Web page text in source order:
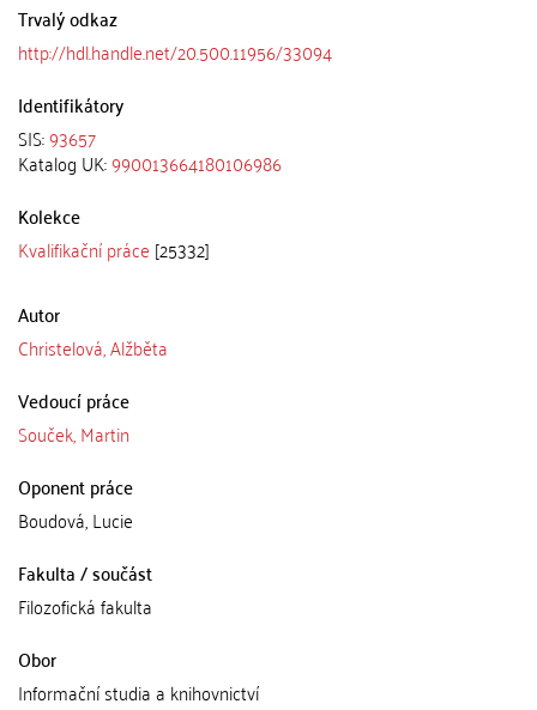
Trvalý odkaz
http://hdl.handle.net/20.500.11956/33094
Identifikátory
SIS:93657
Katalog UK:990013664180106986
Kolekce
Kvalifikační práce [25332]
Autor
Christelová, Alžběta
Vedoucí práce
Souček, Martin
Oponent práce
Boudová, Lucie
Fakulta / součást
Filozofická fakulta
Obor
Informační studia a knihovnictví